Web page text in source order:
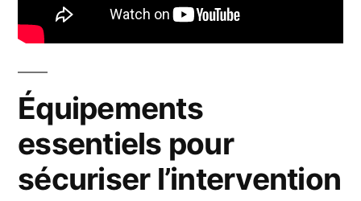
Équipements
essentiels pour
sécuriser l’intervention